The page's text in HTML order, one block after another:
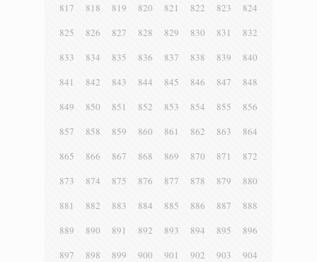
817
818 819 820 821 822 823
824
825
826 827 828 829 830 831
832
833
834 835 836 837 838 839
840
841
842 843 844 845 846 847
848
849
850 851 852 853 854 855
856
857
858 859 860 861 862 863
864
865
866 867 868 869 870 871
872
873
874 875 876 877 878 879
880
881
882 883 884 885 886 887
888
889
890 891 892 893 894 895
896
897
898 899 900 901 902 903
904